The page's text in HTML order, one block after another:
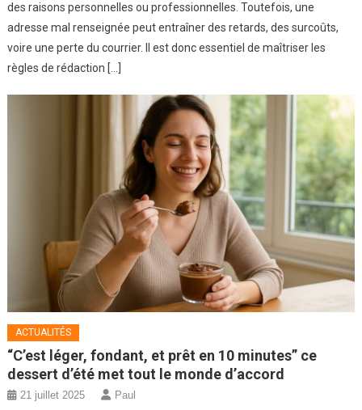
des raisons personnelles ou professionnelles. Toutefois, une
adresse mal renseignée peut entraîner des retards, des surcoûts,
voire une perte du courrier. Il est donc essentiel de maîtriser les
règles de rédaction […]
ACTUALITÉS
“C’est léger, fondant, et prêt en 10 minutes” ce
dessert d’été met tout le monde d’accord
21 juillet 2025 Paul